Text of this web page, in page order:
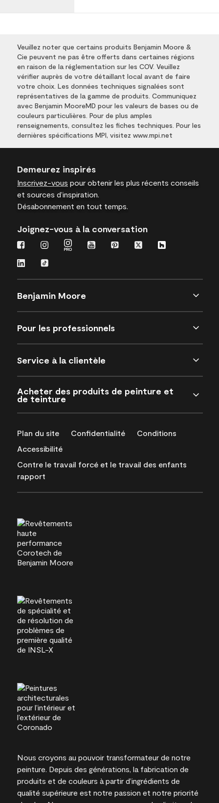
Veuillez noter que certains produits Benjamin Moore &
Cie peuvent ne pas être offerts dans certaines régions
en raison de la réglementation sur les COV. Veuillez
vérifier auprès de votre détaillant local avant de faire
votre choix. Les données techniques signalées sont
représentatives de la gamme de produits. Communiquez
avec Benjamin MooreMD pour les valeurs de bases ou de
couleurs particulières. Pour de plus amples
renseignements, consultez les fiches techniques. Pour les
dernières spécifications MPI, visitez www.mpi.net
Demeurez inspirés
Inscrivez-vous pour obtenir les plus récents conseils
et sources d’inspiration.
Désabonnement en tout temps.
Joignez-vous à la conversation
Benjamin Moore
Pour les professionnels
Service à la clientèle
Acheter des produits de peinture et
de teinture
Plan du site Confidentialité
Conditions
Accessibilité
Contre le travail forcé et le travail des enfants
rapport
Nous croyons au pouvoir transformateur de notre
peinture. Depuis des générations, la fabrication de
produits et de couleurs à partir d’ingrédients de
qualité supérieure est notre passion et notre priorité